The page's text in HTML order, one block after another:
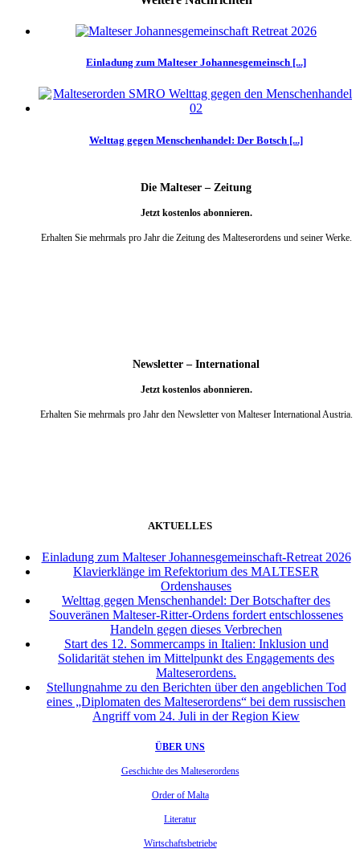
Einladung zum Malteser Johannesgemeinsch [...]
Welttag gegen Menschenhandel: Der Botsch [...]
Die Malteser – Zeitung
Jetzt kostenlos abonnieren.
Erhalten Sie mehrmals pro Jahr die Zeitung des Malteserordens und seiner Werke.
Newsletter – International
Jetzt kostenlos abonnieren.
Erhalten Sie mehrmals pro Jahr den Newsletter von Malteser International Austria.
AKTUELLES
Einladung zum Malteser Johannesgemeinschaft-Retreat 2026
Klavierklänge im Refektorium des MALTESER
Ordenshauses
Welttag gegen Menschenhandel: Der Botschafter des
Souveränen Malteser-Ritter-Ordens fordert entschlossenes
Handeln gegen dieses Verbrechen
Start des 12. Sommercamps in Italien: Inklusion und
Solidarität stehen im Mittelpunkt des Engagements des
Malteserordens.
Stellungnahme zu den Berichten über den angeblichen Tod
eines „Diplomaten des Malteserordens“ bei dem russischen
Angriff vom 24. Juli in der Region Kiew
ÜBER UNS
Geschichte des Malteserordens
Order of Malta
Literatur
Wirtschaftsbetriebe